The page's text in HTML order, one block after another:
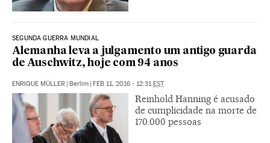
SEGUNDA GUERRA MUNDIAL
Alemanha leva a julgamento um antigo guarda
de Auschwitz, hoje com 94 anos
ENRIQUE MÜLLER | Berlim | FEB 11, 2016 - 12:31 EST
Reinhold Hanning é acusado
de cumplicidade na morte de
170.000 pessoas